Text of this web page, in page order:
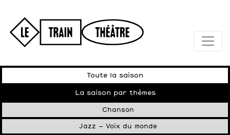
Toute la saison
La saison par thèmes
Chanson
Jazz – Voix du monde